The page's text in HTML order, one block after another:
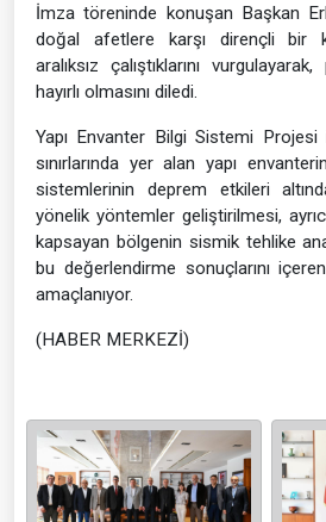
İmza töreninde konuşan Başkan
doğal afetlere karşı dirençli bir
aralıksız çalıştıklarını
hayırlı olmasını diledi.
Yapı Envanter Bilgi Sistemi
sınırlarında yer alan yapı
sistemlerinin deprem etkileri
yönelik yöntemler geliştirilmesi,
kapsayan bölgenin sismik tehlike
bu değerlendirme sonuçlarını
amaçlanıyor.
(HABER MERKEZİ)